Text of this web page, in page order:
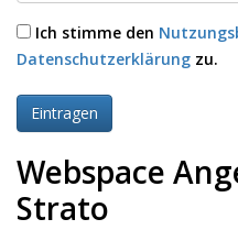
Ich stimme den
Datenschutzerklärung zu.
Webspace
Strato